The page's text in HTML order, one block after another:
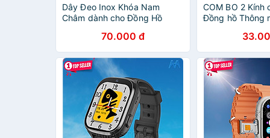
Dây Đeo Inox Khóa Nam
Châm dành cho Đồng Hồ
các Các mẫu Đồng hồ có kích
thước dây 42/44/45/49mm
Hàng chính hãng
70.000 đ
COM BO 2 Kính
Đồng hồ Thông
40mm 41mm
màn hình chống
nhập khẩu